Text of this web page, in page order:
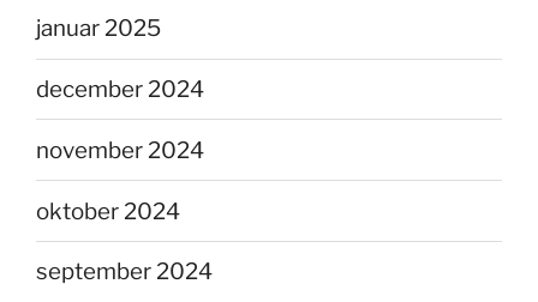
januar 2025
december 2024
november 2024
oktober 2024
september 2024